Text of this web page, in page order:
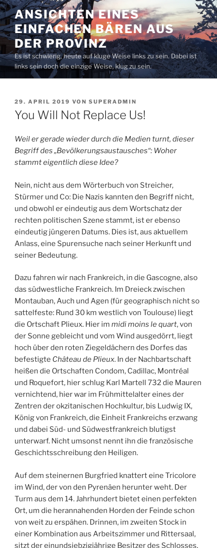
Zum
Inhalt
springen
ANSICHTEN EINES
EINFACHEN BÄREN AUS
DER PROVINZ
Es ist schwierig, heute auf kluge Weise links zu sein. Dabei ist
links sein doch die einzige Weise, klug zu sein.
VERÖFFENTLICHT
AM
29. APRIL 2019 VON SUPERADMIN
You Will Not Replace Us!
Weil er gerade wieder durch die Medien turnt, dieser
Begriff des „Bevölkerungsaustausches“: Woher
stammt eigentlich diese Idee?
Nein, nicht aus dem Wörterbuch von Streicher,
Stürmer und Co: Die Nazis kannten den Begriff nicht,
und obwohl er eindeutig aus dem Wortschatz der
rechten politischen Szene stammt, ist er ebenso
eindeutig jüngeren Datums. Dies ist, aus aktuellem
Anlass, eine Spurensuche nach seiner Herkunft und
seiner Bedeutung.
Dazu fahren wir nach Frankreich, in die Gascogne, also
das südwestliche Frankreich. Im Dreieck zwischen
Montauban, Auch und Agen (für geographisch nicht so
sattelfeste: Rund 30 km westlich von Toulouse) liegt
die Ortschaft Plieux. Hier im midi moins le quart, von
der Sonne gebleicht und vom Wind ausgedörrt, liegt
hoch über den roten Ziegeldächern des Dorfes das
befestigte Château de Plieux. In der Nachbartschaft
heißen die Ortschaften Condom, Cadillac, Montréal
und Roquefort, hier schlug Karl Martell 732 die Mauren
vernichtend, hier war im Frühmittelalter eines der
Zentren der okzitanischen Hochkultur, bis Ludwig IX,
König von Frankreich, die Einheit Frankreichs erzwang
und dabei Süd- und Südwestfrankreich blutigst
unterwarf. Nicht umsonst nennt ihn die französische
Geschichtsschreibung den Heiligen.
Auf dem steinernen Burgfried knattert eine Tricolore
im Wind, der von den Pyrenäen herunter weht. Der
Turm aus dem 14. Jahrhundert bietet einen perfekten
Ort, um die herannahenden Horden der Feinde schon
von weit zu erspähen. Drinnen, im zweiten Stock in
einer Kombination aus Arbeitszimmer und Rittersaal,
sitzt der einundsiebzigjährige Besitzer des Schlosses,